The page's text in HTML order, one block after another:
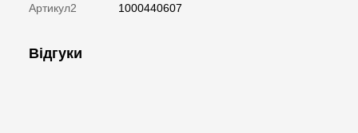
Артикул2 1000440607
Відгуки